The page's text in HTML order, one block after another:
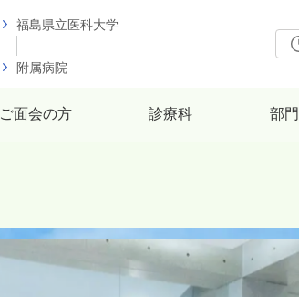
福島県立医科大学
附属病院
面会の方 診療科 部門